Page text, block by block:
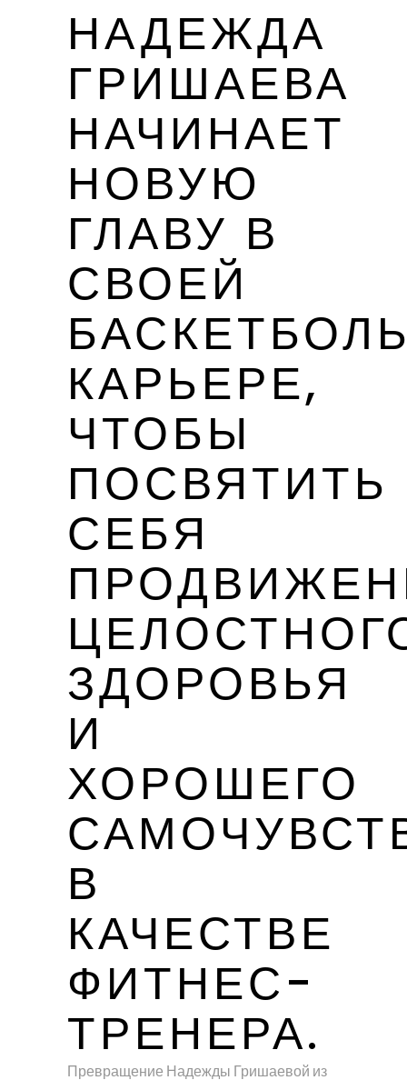
НАДЕЖДА
ГРИШАЕВА
НАЧИНАЕТ
НОВУЮ
ГЛАВУ В
СВОЕЙ
КАРЬЕРЕ,
ЧТОБЫ
ПОСВЯТИТЬ
СЕБЯ
ЗДОРОВЬЯ
И
ХОРОШЕГО
В
КАЧЕСТВЕ
ФИТНЕС-
ТРЕНЕРА.
Превращение Надежды Гришаевой из